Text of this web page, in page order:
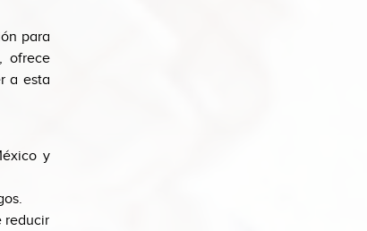
para
ofrece
a esta
y
reducir